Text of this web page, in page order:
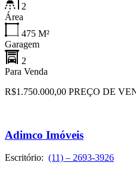
2
Área
475 M²
Garagem
2
Para Venda
R$1.750.000,00 PREÇO DE
Adimco Imóveis
Escritório: (11) – 2693-3926